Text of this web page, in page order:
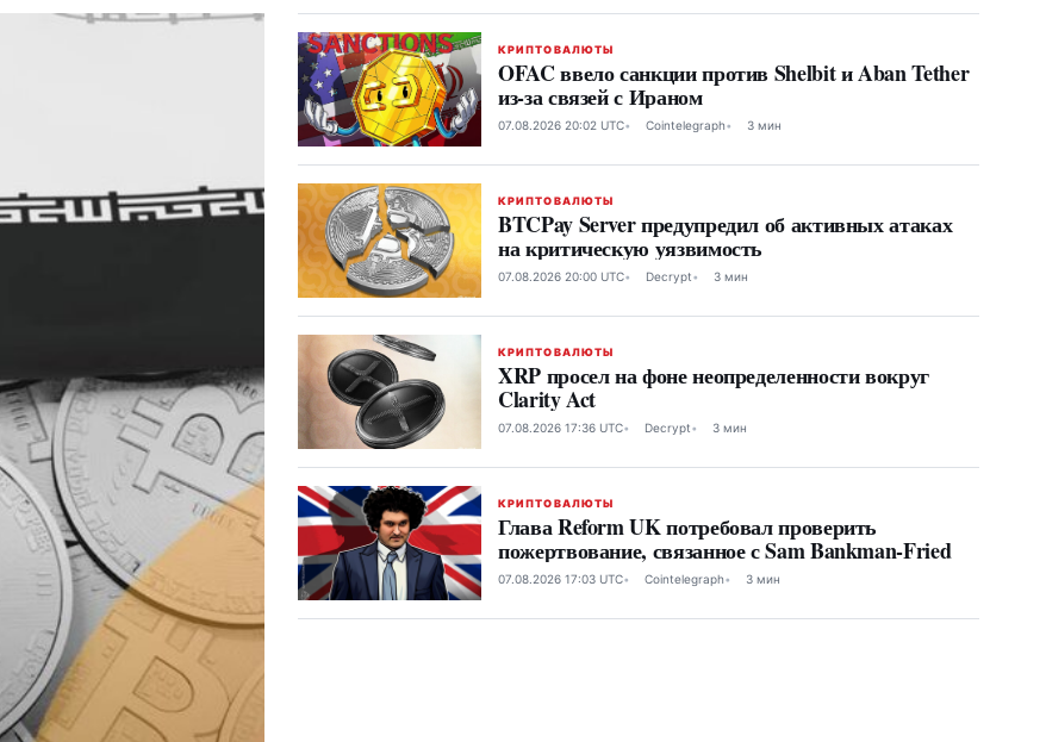
КРИПТОВАЛЮТЫ
OFAC ввело санкции против Shelbit и Aban Tether
из-за связей с Ираном
07.08.2026 20:02 UTC Cointelegraph 3 мин
КРИПТОВАЛЮТЫ
BTCPay Server предупредил об активных атаках
на критическую уязвимость
07.08.2026 20:00 UTC Decrypt 3 мин
КРИПТОВАЛЮТЫ
XRP просел на фоне неопределенности вокруг
Clarity Act
07.08.2026 17:36 UTC Decrypt 3 мин
КРИПТОВАЛЮТЫ
Глава Reform UK потребовал проверить
пожертвование, связанное с Sam Bankman-Fried
07.08.2026 17:03 UTC Cointelegraph 3 мин